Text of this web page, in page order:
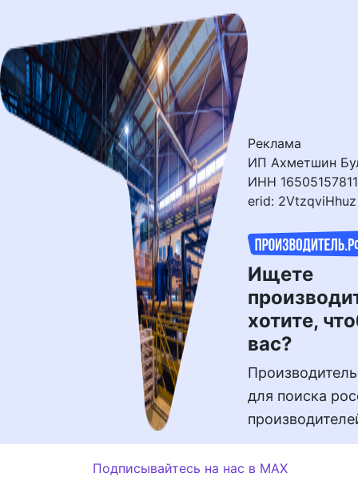
контенту
Реклама
ИП Ахметшин
ИНН
erid: 2VtzqviHhuz
Ищете
хотите,
вас?
для поиска
Подписывайтесь на нас в MAX